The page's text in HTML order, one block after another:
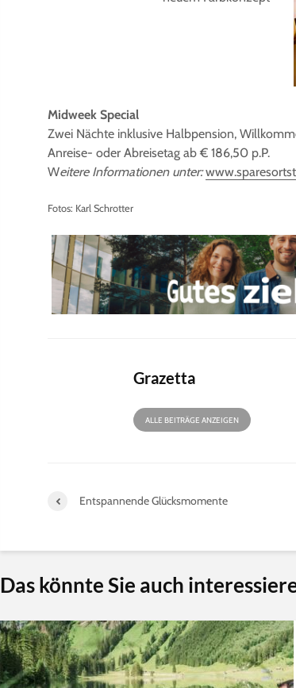
Midweek Special
Zwei Nächte inklusive Halbpension,
Anreise- oder Abreisetag ab € 186,50 p.P.
Weitere Informationen unter:
Fotos: Karl Schrotter
Grazetta
ALLE BEITRÄGE ANZEIGEN
Entspannende Glücksmomente
Das könnte Sie auch